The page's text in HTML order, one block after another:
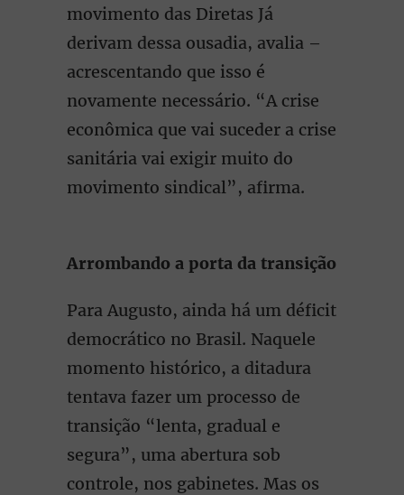
movimento das Diretas Já
derivam dessa ousadia, avalia –
acrescentando que isso é
novamente necessário. “A crise
econômica que vai suceder a crise
sanitária vai exigir muito do
movimento sindical”, afirma.
Arrombando a porta da transição
Para Augusto, ainda há um déficit
democrático no Brasil. Naquele
momento histórico, a ditadura
tentava fazer um processo de
transição “lenta, gradual e
segura”, uma abertura sob
controle, nos gabinetes. Mas os